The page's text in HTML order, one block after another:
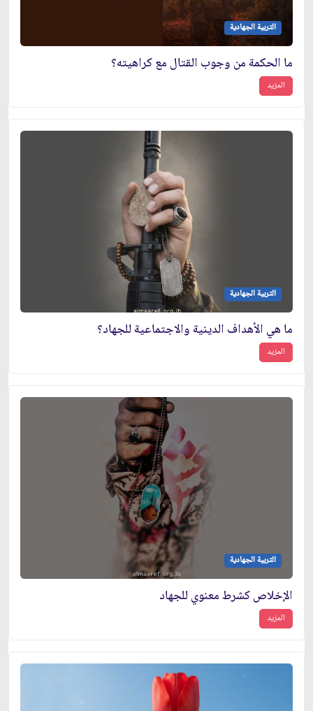
التربية الجهادية
ما الحكمة من وجوب القتال مع كراهيته؟
المزيد
التربية الجهادية
ما هي الأهداف الدينية والاجتماعية للجهاد؟
المزيد
التربية الجهادية
الإخلاص كشرط معنوي للجهاد
المزيد